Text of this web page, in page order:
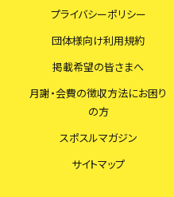
プライバシーポリシー
団体様向け利用規約
掲載希望の皆さまへ
月謝・会費の徴収方法にお困り
の方
スポスルマガジン
サイトマップ